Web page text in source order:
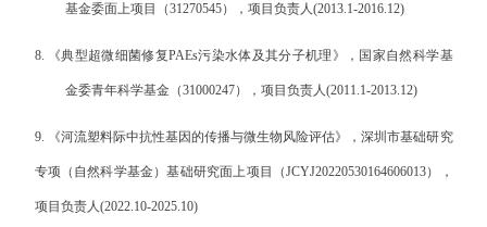
基金委面上项目（31270545），项目负责人(2013.1-2016.12)
8. 《典型超微细菌修复PAEs污染水体及其分子机理》，国家自然科学基
金委青年科学基金（31000247），项目负责人(2011.1-2013.12)
9. 《河流塑料际中抗性基因的传播与微生物风险评估》，深圳市基础研究
专项（自然科学基金）基础研究面上项目 （JCYJ20220530164606013），
项目负责人(2022.10-2025.10)